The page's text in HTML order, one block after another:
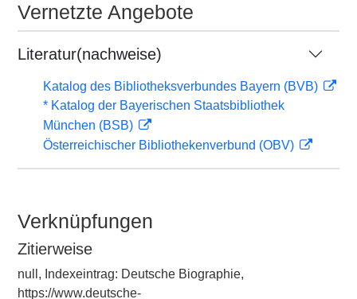
Vernetzte Angebote
Literatur(nachweise)
Katalog des Bibliotheksverbundes Bayern (BVB)
* Katalog der Bayerischen Staatsbibliothek
München (BSB)
Österreichischer Bibliothekenverbund (OBV)
Verknüpfungen
Zitierweise
null, Indexeintrag: Deutsche Biographie,
https://www.deutsche-